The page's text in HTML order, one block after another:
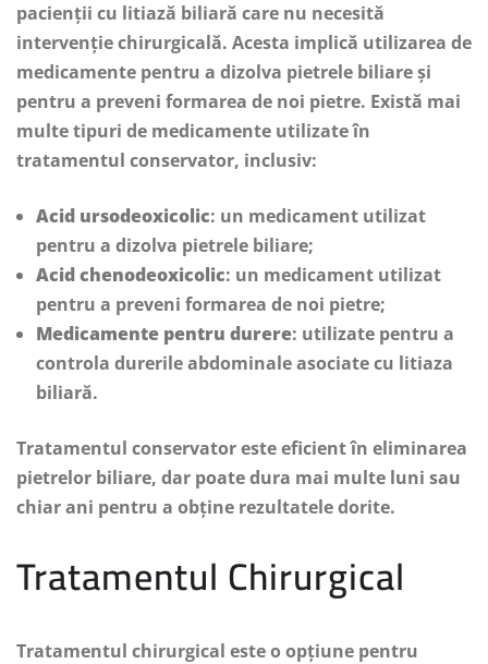
pacienții cu litiază biliară care nu necesită
intervenție chirurgicală. Acesta implică utilizarea de
medicamente pentru a dizolva pietrele biliare și
pentru a preveni formarea de noi pietre. Există mai
multe tipuri de medicamente utilizate în
tratamentul conservator, inclusiv:
Acid ursodeoxicolic: un medicament utilizat
pentru a dizolva pietrele biliare;
Acid chenodeoxicolic: un medicament utilizat
pentru a preveni formarea de noi pietre;
Medicamente pentru durere: utilizate pentru a
controla durerile abdominale asociate cu litiaza
biliară.
Tratamentul conservator este eficient în eliminarea
pietrelor biliare, dar poate dura mai multe luni sau
chiar ani pentru a obține rezultatele dorite.
Tratamentul Chirurgical
Tratamentul chirurgical este o opțiune pentru